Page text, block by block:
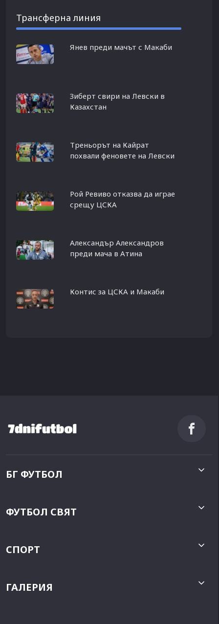
Трансферна линия
Янев преди мачът с Макаби
Зиберт свири на Левски в
Казахстан
Треньорът на Кайрат
похвали феновете на Левски
Рой Ревиво отказва да играе
срещу ЦСКА
Александър Александров
преди мача в Атина
Контис за ЦСКА и Макаби
БГ ФУТБОЛ
ФУТБОЛ СВЯТ
СПОРТ
ГАЛЕРИЯ